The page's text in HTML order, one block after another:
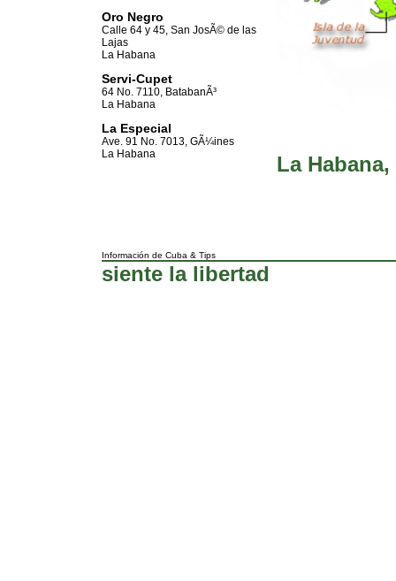
Oro Negro
Calle 64 y 45, San JosÃ© de las
Lajas
La Habana
Servi-Cupet
64 No. 7110, BatabanÃ³
La Habana
La Especial
Ave. 91 No. 7013, GÃ¼ines
La Habana
La
Información de Cuba & Tips
siente la libertad